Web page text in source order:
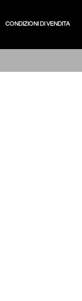
CONDIZIONI DI VENDITA